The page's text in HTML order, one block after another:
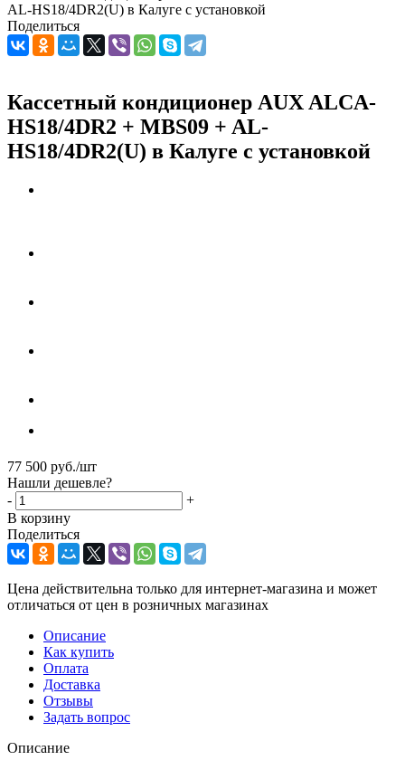
AL-HS18/4DR2(U) в Калуге с установкой
Поделиться
Кассетный кондиционер AUX ALCA-
HS18/4DR2 + MBS09 + AL-
HS18/4DR2(U) в Калуге с установкой
77 500 руб./шт
Нашли дешевле?
-
+
В корзину
Поделиться
Цена действительна только для интернет-магазина и может
отличаться от цен в розничных магазинах
Описание
Как купить
Оплата
Доставка
Отзывы
Задать вопрос
Описание